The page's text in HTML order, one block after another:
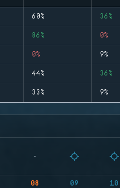
60% 36%
86% 0%
0% 9%
44% 36%
33% 9%
08 09 10